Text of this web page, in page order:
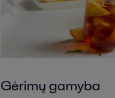
Gėrimų gamyba